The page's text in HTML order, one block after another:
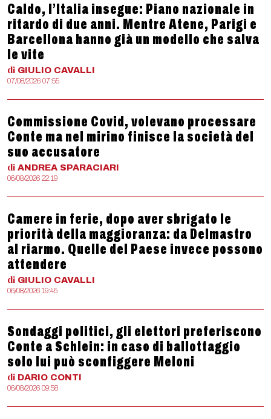
Caldo, l’Italia insegue: Piano nazionale in
ritardo di due anni. Mentre Atene, Parigi e
Barcellona hanno già un modello che salva
le vite
di GIULIO CAVALLI
07/08/2026 07:55
Commissione Covid, volevano processare
Conte ma nel mirino finisce la società del
suo accusatore
di ANDREA SPARACIARI
06/08/2026 22:19
Camere in ferie, dopo aver sbrigato le
priorità della maggioranza: da Delmastro
al riarmo. Quelle del Paese invece possono
attendere
di GIULIO CAVALLI
06/08/2026 19:45
Sondaggi politici, gli elettori preferiscono
Conte a Schlein: in caso di ballottaggio
solo lui può sconfiggere Meloni
di DARIO CONTI
06/08/2026 09:58